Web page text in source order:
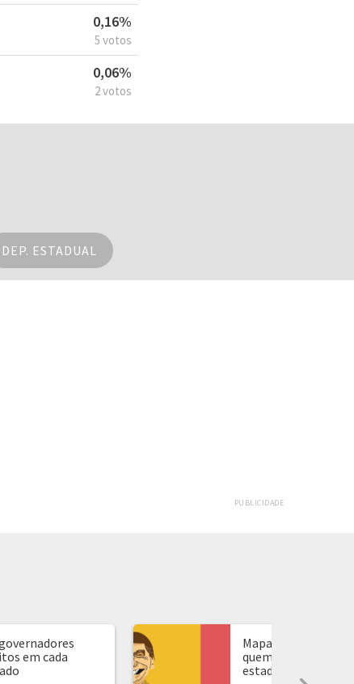
0,16%
5 votos
0,06%
2 votos
DEP. ESTADUAL
PUBLICIDADE
em cada
Mapa de presidente:
quem ganhou em
estado...